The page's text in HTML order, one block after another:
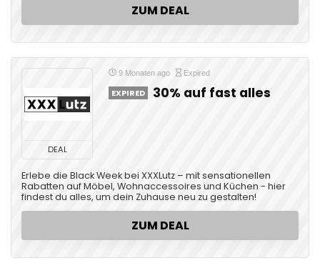
ZUM DEAL
DEAL
9 Monaten ago Expired
EXPIRED 30% auf fast alles
Erlebe die Black Week bei XXXLutz – mit sensationellen
Rabatten auf Möbel, Wohnaccessoires und Küchen - hier
findest du alles, um dein Zuhause neu zu gestalten!
ZUM DEAL